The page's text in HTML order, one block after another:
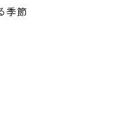
季節